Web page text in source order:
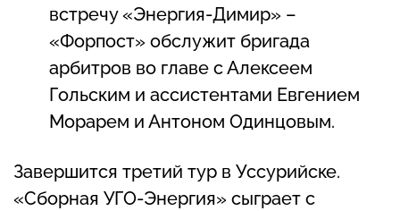
встречу «Энергия-Димир» –
«Форпост» обслужит бригада
арбитров во главе с Алексеем
Гольским и ассистентами Евгением
Морарем и Антоном Одинцовым.
Завершится третий тур в Уссурийске.
«Сборная УГО-Энергия» сыграет с